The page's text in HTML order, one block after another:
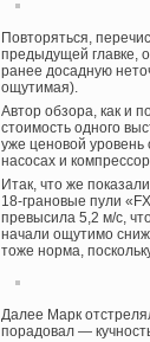
Повторяться,
предыдущей главке,
ранее досадную
ощутимая).
Автор обзора, как и
стоимость одного
уже ценовой
насосах и
Итак, что же
18-грановые пули
превысила 5,2 м/с,
начали ощутимо
тоже норма,
Далее Марк
порадовал —